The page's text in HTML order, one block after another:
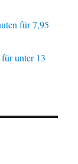
für 7,95
unter 13